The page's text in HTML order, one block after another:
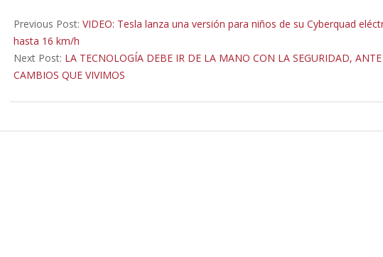
12-
05
Previous Post: VIDEO: Tesla lanza una versión para niños de su Cyberquad
hasta 16 km/h
Next Post: LA TECNOLOGÍA DEBE IR DE LA MANO CON LA SEGURIDAD,
CAMBIOS QUE VIVIMOS